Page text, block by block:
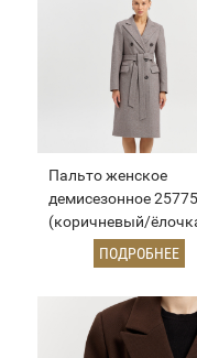
Пальто женское
демисезонное 25775
(коричневый/
ПОДРОБНЕЕ